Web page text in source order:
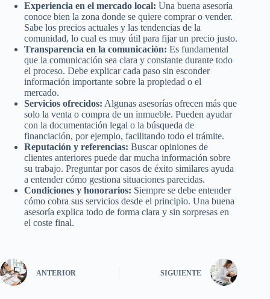
Experiencia en el mercado local: Una buena asesoría
conoce bien la zona donde se quiere comprar o vender.
Sabe los precios actuales y las tendencias de la
comunidad, lo cual es muy útil para fijar un precio justo.
Transparencia en la comunicación: Es fundamental
que la comunicación sea clara y constante durante todo
el proceso. Debe explicar cada paso sin esconder
información importante sobre la propiedad o el
mercado.
Servicios ofrecidos: Algunas asesorías ofrecen más que
solo la venta o compra de un inmueble. Pueden ayudar
con la documentación legal o la búsqueda de
financiación, por ejemplo, facilitando todo el trámite.
Reputación y referencias: Buscar opiniones de
clientes anteriores puede dar mucha información sobre
su trabajo. Preguntar por casos de éxito similares ayuda
a entender cómo gestiona situaciones parecidas.
Condiciones y honorarios: Siempre se debe entender
cómo cobra sus servicios desde el principio. Una buena
asesoría explica todo de forma clara y sin sorpresas en
el coste final.
ANTERIOR SIGUIENTE